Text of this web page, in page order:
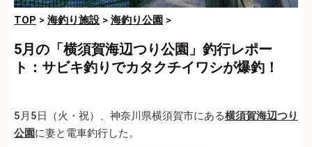
TOP > 海釣り施設 > 海釣り公園 >
5月の「横須賀海辺つり公園」釣行レポー
ト：サビキ釣りでカタクチイワシが爆釣！
5月5日（火・祝）、神奈川県横須賀市にある横須賀海辺つり
公園に妻と電車釣行した。